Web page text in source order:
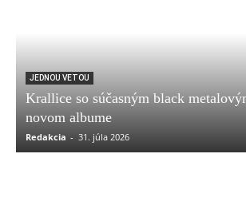
JEDNOU VETOU
Krallice so súčasným black
novom albume
Redakcia - 31. júla 2026